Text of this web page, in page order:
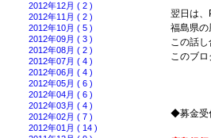
2012年12月 ( 2 )
2012年11月 ( 2 )
2012年10月 ( 5 )
2012年09月 ( 3 )
2012年08月 ( 2 )
2012年07月 ( 4 )
2012年06月 ( 4 )
2012年05月 ( 6 )
2012年04月 ( 6 )
2012年03月 ( 4 )
2012年02月 ( 7 )
2012年01月 ( 14 )
翌日は
福島県の
この話
このブ
◆募金受